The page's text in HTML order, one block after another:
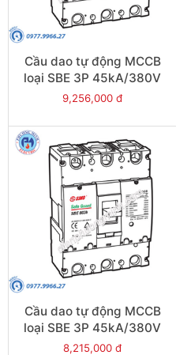
Cầu dao tự động MCCB
loại SBE 3P 45kA/380V
700A - Model
9,256,000 đ
Cầu dao tự động MCCB
loại SBE 3P 45kA/380V
600A - Model
8,215,000 đ